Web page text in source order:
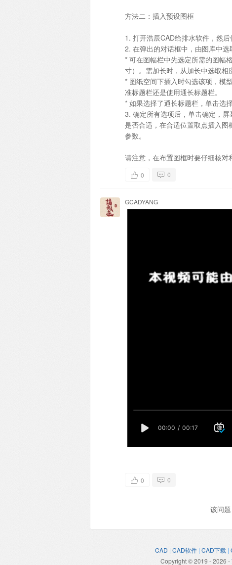
方法二：插入预设图框
1. 打开浩辰CAD给排水软件，然
2. 在弹出的对话框中，由图库中选
* 可在图幅栏中先选定所需的图幅
寸）。需加长时，从加长中选取相
* 图纸空间下插入时勾选该项，模
准标题栏还是使用通长标题栏。
* 如果选择了通长标题栏，单击选
3. 确定所有选项后，单击确定，
是否合适，在合适位置取点插入
参数。
请注意，在布置图框时要仔细核对
0 0
GCADYANG
0 0
该问
CAD | CAD软件 | CAD下载 |
Copyright © 2019 - 2026 -